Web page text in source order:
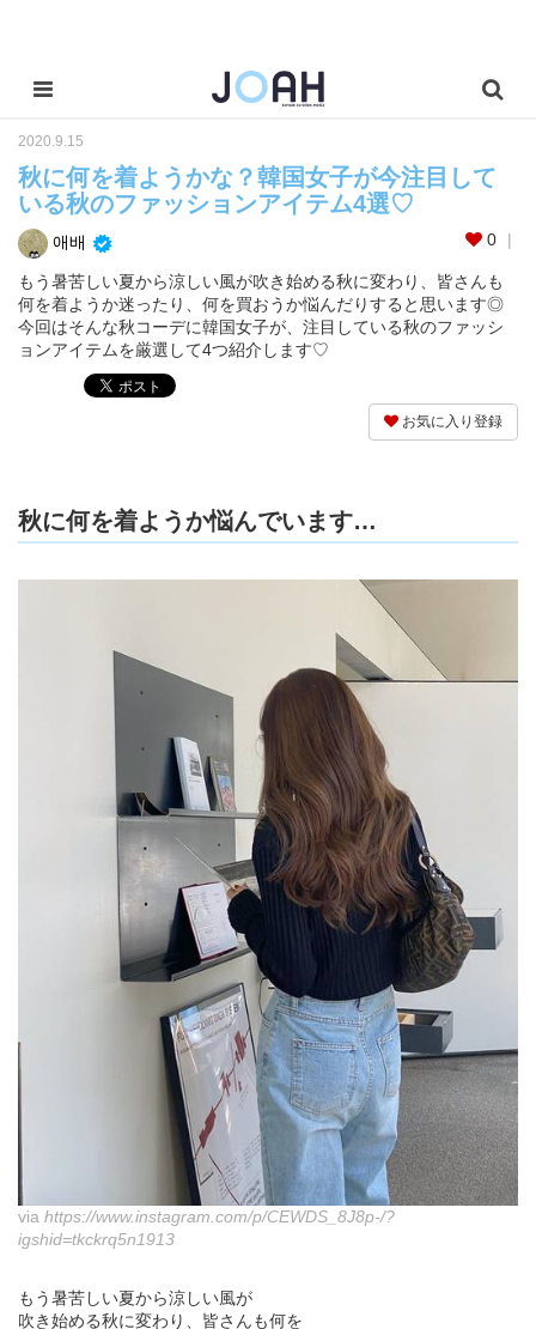
2020.9.15
秋に何を着ようかな？韓国女子が今注目して
いる秋のファッションアイテム4選♡
애배 0
もう暑苦しい夏から涼しい風が吹き始める秋に変わり、皆さんも
何を着ようか迷ったり、何を買おうか悩んだりすると思います◎
今回はそんな秋コーデに韓国女子が、注目している秋のファッシ
ョンアイテムを厳選して4つ紹介します♡
お気に入り登録
秋に何を着ようか悩んでいます…
via https://www.instagram.com/p/CEWDS_8J8p-/?
igshid=tkckrq5n1913
もう暑苦しい夏から涼しい風が
吹き始める秋に変わり、皆さんも何を